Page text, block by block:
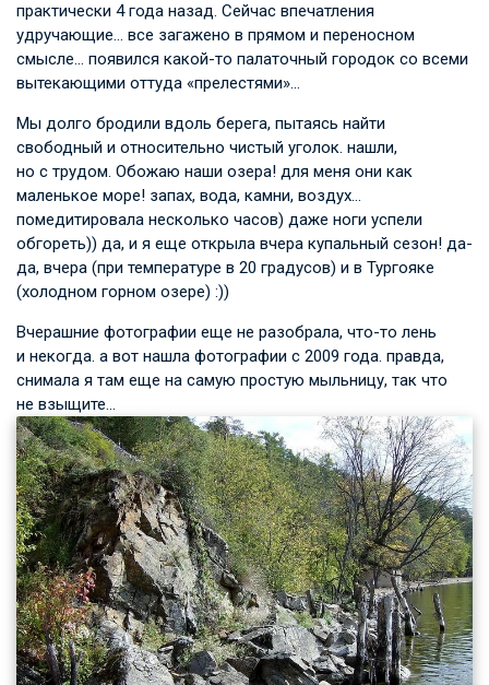
практически 4 года назад. Сейчас впечатления
удручающие… все загажено в прямом и переносном
смысле… появился какой-то палаточный городок со всеми
вытекающими оттуда «прелестями»…
Мы долго бродили вдоль берега, пытаясь найти
свободный и относительно чистый уголок. нашли,
но с трудом. Обожаю наши озера! для меня они как
маленькое море! запах, вода, камни, воздух…
помедитировала несколько часов) даже ноги успели
обгореть)) да, и я еще открыла вчера купальный сезон! да-
да, вчера (при температуре в 20 градусов) и в Тургояке
(холодном горном озере) :))
Вчерашние фотографии еще не разобрала, что-то лень
и некогда. а вот нашла фотографии с 2009 года. правда,
снимала я там еще на самую простую мыльницу, так что
не взыщите…